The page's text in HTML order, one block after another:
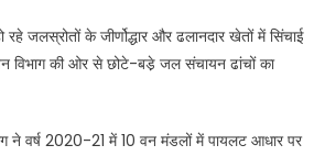
जलस्रोतों के जीर्णोद्धार और ढलानदार खेतों में सिंचाई
विभाग की ओर से छोटे-बडे़ जल संचायन ढांचों का
ने वर्ष 2020-21 में 10 वन मंडलों में पायलट आधार पर